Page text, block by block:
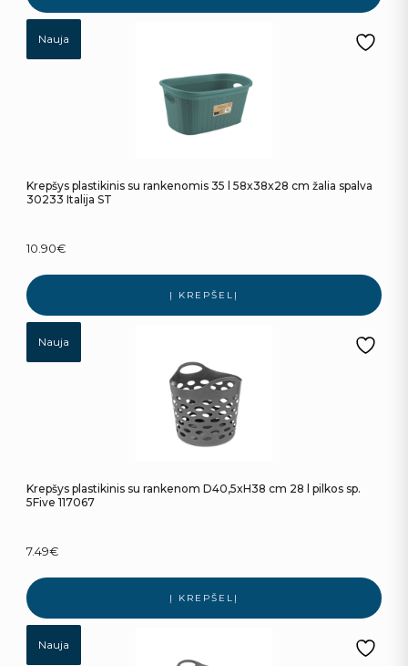
Nauja
Krepšys plastikinis su rankenomis 35 l 58x38x28 cm žalia spalva
30233 Italija ST
10.90€
Į KREPŠELĮ
Nauja
Krepšys plastikinis su rankenom D40,5xH38 cm 28 l pilkos sp.
5Five 117067
7.49€
Į KREPŠELĮ
Nauja